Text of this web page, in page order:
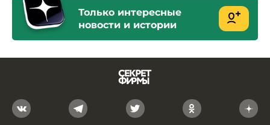
Только интересные
новости и истории